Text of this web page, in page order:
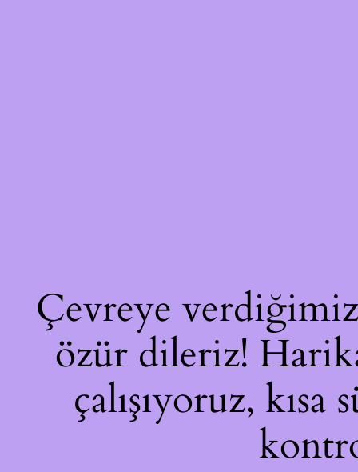
Çevreye verdiğimiz
özür dileriz!
çalışıyoruz,